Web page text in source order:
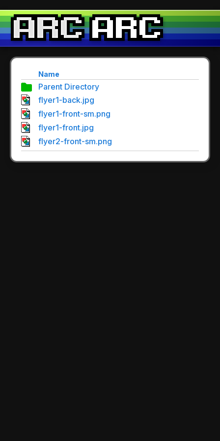
Name
Parent Directory
flyer1-back.jpg
flyer1-front-sm.png
flyer1-front.jpg
flyer2-front-sm.png